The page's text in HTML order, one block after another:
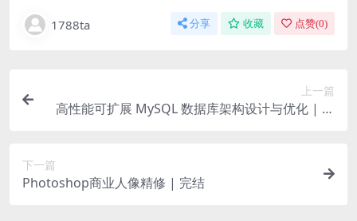
1788ta 分享 收藏 点赞(0)
上一篇
高性能可扩展 MySQL 数据库架构设计与优化 | 完
下一篇
Photoshop商业人像精修 | 完结